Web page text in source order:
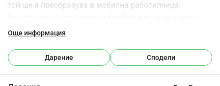
той ще я преобразува в мобилна работилница.
добър в искането на помощ). И трябва да има и
Затова тази акция!
Помогнете му с парична дарение голямо или малко за
Още информация
Дарение Сподели